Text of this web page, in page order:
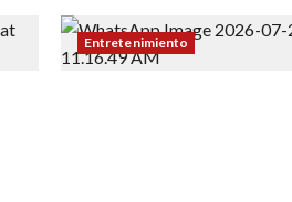
Entretenimiento